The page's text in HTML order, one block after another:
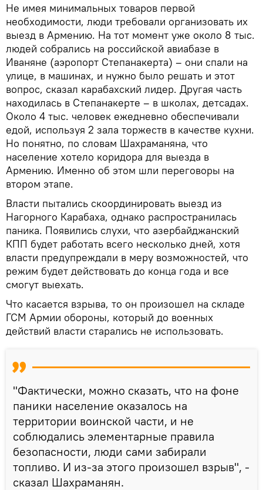
Не имея минимальных товаров первой
необходимости, люди требовали организовать их
выезд в Армению. На тот момент уже около 8 тыс.
людей собрались на российской авиабазе в
Иваняне (аэропорт Степанакерта) – они спали на
улице, в машинах, и нужно было решать и этот
вопрос, сказал карабахский лидер. Другая часть
находилась в Степанакерте – в школах, детсадах.
Около 4 тыс. человек ежедневно обеспечивали
едой, используя 2 зала торжеств в качестве кухни.
Но понятно, по словам Шахраманяна, что
население хотело коридора для выезда в
Армению. Именно об этом шли переговоры на
втором этапе.
Власти пытались скоординировать выезд из
Нагорного Карабаха, однако распространилась
паника. Появились слухи, что азербайджанский
КПП будет работать всего несколько дней, хотя
власти предупреждали в меру возможностей, что
режим будет действовать до конца года и все
смогут выехать.
Что касается взрыва, то он произошел на складе
ГСМ Армии обороны, который до военных
действий власти старались не использовать.
"Фактически, можно сказать, что на фоне
паники население оказалось на
территории воинской части, и не
соблюдались элементарные правила
безопасности, люди сами забирали
топливо. И из-за этого произошел взрыв", -
сказал Шахраманян.